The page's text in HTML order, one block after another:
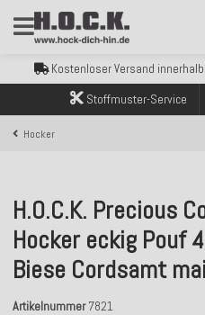
Kostenloser Versand
Über 120.000
Kostenloser Versand
Über 120.000
Sicher bezahlen mit
Kostenloser Versand
Stoffmuster-Service
Hocker
H.O.C.K. Precious
Hocker eckig Pouf
Biese Cordsamt
Artikelnummer 7821